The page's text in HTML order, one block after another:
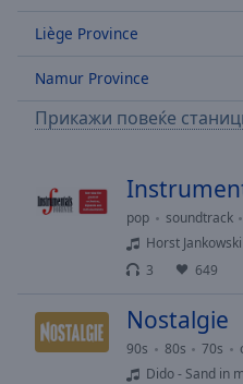
currently
Remaining
Time-
Playback
Chapters
Descriptions
Liège Province
Namur Province
Прикажи повеќе
pop soundtrack
Horst Jankowski -
3
649
Nostalgie
90s 80s 70s
Dido - Sand in